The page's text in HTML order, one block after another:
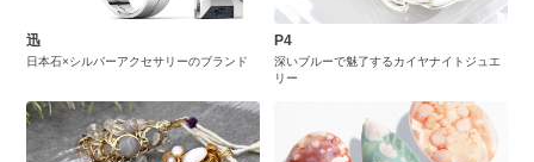
迅
日本石×シルバーアクセサリーのブランド
P4
深いブルーで魅了するカイヤナイトジュエ
リー